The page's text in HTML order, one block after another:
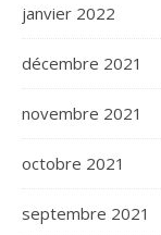
janvier 2022
décembre 2021
novembre 2021
octobre 2021
septembre 2021